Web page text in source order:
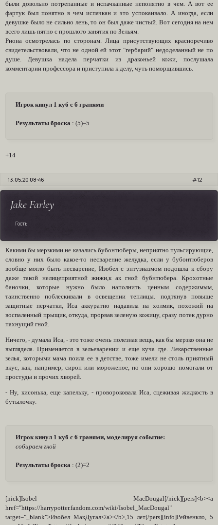
были довольно потрепанные и испачканные непонятно в чем. А вот ее
фартук был понятно в чем испачкан и это успокаивало. А иногда, если
девушке было не сильно лень, то он был даже чистый. Вот сегодня на нем
всего лишь пятно с прошлого занятия по Зельям.
Риона осмотрелась по сторонам. Лица присутствующих красноречиво
свидетельствовали, что не одной ей этот "гербарий" недоделанный не по
душе. Девушка надела перчатки из драконьей кожи, послушала
комментарии профессора и приступила к делу, чуть поморщившись.
Игрок кинул 1 куб с 6 гранями
Результаты броска : (5)=5
+14
12
13.05.20 08:46
Jake Farley
Гость
Какими бы мерзкими не казались бубонтюберы, неприятно пульсирующие,
словно у них было какое-то несварение желудка, если у бубонтюберов
вообще могло быть несварение, Изобел с энтузиазмом подошла к сбору
даже такой нелицеприятной жижи,к ак гной бубнтюбера. Крохотные
баночки, которые нужно было наполнить ценным содержимым,
таинственно поблескивали в освещении теплицы. подтянув повыше
защитные перчатки, Иса аккуратно надавила на холмик, похожий на
воспаленный прыщик, откуда, прорвав зеленую кожицу, сразу потек дурно
пахнущий гной.
Ничего, - думала Иса, - это тоже очень полезная вещь, как бы мерзко она не
выглядела. Применяется в зельеварении и еще куча где. Лекарственные
зелья, которыми мама поила ее в детстве, тоже имели не столь приятный
вкус, как, например, сироп или мороженое, но они хорошо помогали от
простуды и прочих хворей.
- Ну, кисонька, еще капельку, - провороковала Иса, сцеживая жидкость в
бутылочку.
Игрок кинул 1 куб с 6 гранями, моделируя событие:
собираем гной
Результаты броска : (2)=2
[nick]Isobel MacDougal[/nick][pers]<b><a
href="https://harrypotter.fandom.com/wiki/Isobel_MacDougal"
target="_blank">Изобел МакДугал</a></b>,15 лет[/pers][info]Рейвенкло, 5